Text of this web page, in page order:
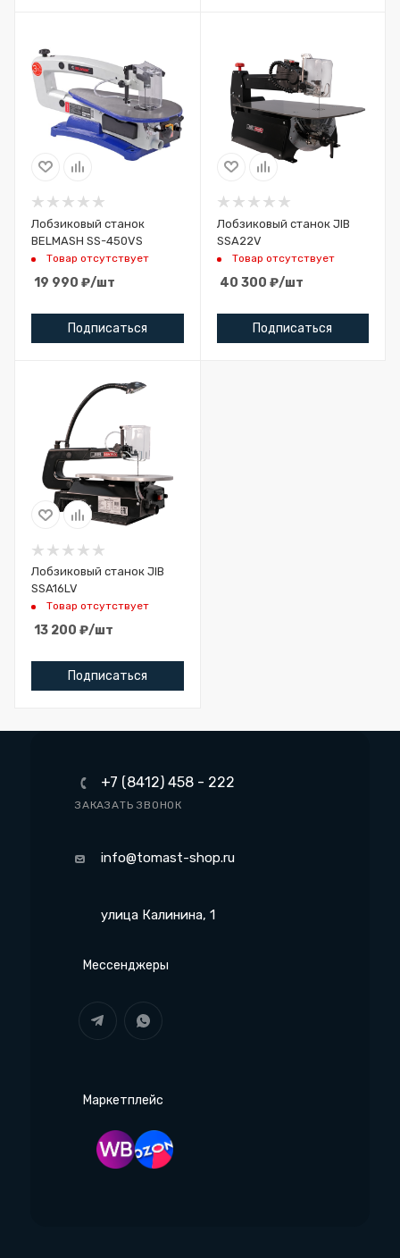
Лобзиковый станок
BELMASH SS-450VS
Товар отсутствует
19 990 ₽/шт
Подписаться
Лобзиковый станок JIB
SSA22V
Товар отсутствует
40 300 ₽/шт
Подписаться
Лобзиковый станок JIB
SSA16LV
Товар отсутствует
13 200 ₽/шт
Подписаться
+7 (8412) 458 - 222
ЗАКАЗАТЬ ЗВОНОК
info@tomast-shop.ru
улица Калинина, 1
Мессенджеры
Маркетплейс